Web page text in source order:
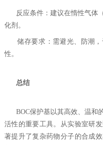
反应条件‌：建议在惰性气体
化剂。
储存要求‌：需避光、防潮，
性。
总结‌
BOC保护基以其高效、温和
活性的重要工具。从实验室研
著提升了复杂药物分子的合成